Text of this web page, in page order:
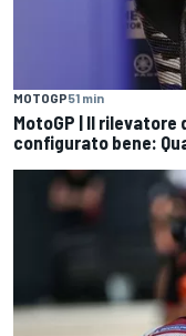
MOTOGP51 min
MotoGP | Il rilevatore
configurato bene: